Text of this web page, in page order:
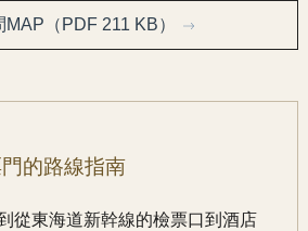
（PDF 211 KB）
的路線指南
從東海道新幹線的檢票口到酒店